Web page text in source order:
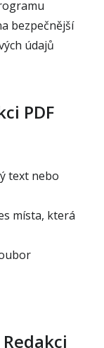
bezpečnější
údajů
PDF
text nebo
místa, která